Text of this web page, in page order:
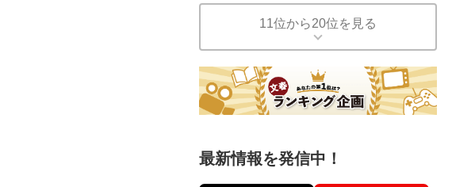
11位から20位を見る
最新情報を発信中！